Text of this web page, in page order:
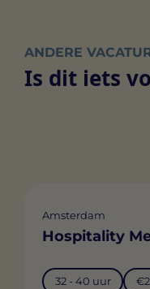
ANDERE
Is dit iets
Amsterdam
Hospitality
32 - 40 uur